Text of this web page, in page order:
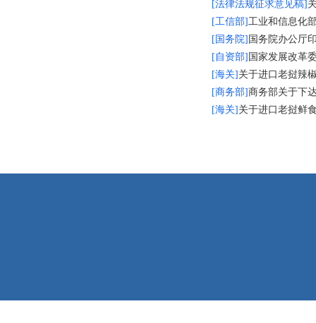
[法律法规征求意见稿]
[工信部]工业和信息化
[国务院] 国务院办公厅
[自资部] 国家发展改革
[海关] 关于进口老挝辣
[商务部]商务部关于下
[海关] 关于进口老挝鲜